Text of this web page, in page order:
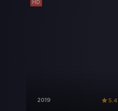
HD
2019 5.4